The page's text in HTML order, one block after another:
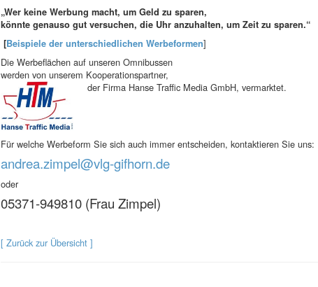
„Wer keine Werbung macht, um Geld zu sparen,
könnte genauso gut versuchen, die Uhr anzuhalten, um Zeit zu sparen.“
[Beispiele der unterschiedlichen Werbeformen]
Die Werbeflächen auf unseren Omnibussen
werden von unserem Kooperationspartner,
der Firma Hanse Traffic Media GmbH, vermarktet.
Für welche Werbeform Sie sich auch immer entscheiden, kontaktieren Sie uns:
andrea.zimpel@vlg-gifhorn.de
oder
05371-949810 (Frau Zimpel)
[ Zurück zur Übersicht ]